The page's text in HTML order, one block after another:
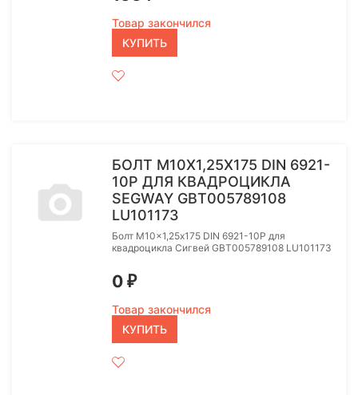
Товар закончился
КУПИТЬ
БОЛТ M10X1,25Х175 DIN 6921-
10P ДЛЯ КВАДРОЦИКЛА
SEGWAY GBT005789108
LU101173
Болт M10x1,25х175 DIN 6921-10P для
квадроцикла Сигвей GBT005789108 LU101173
0 ₽
Товар закончился
КУПИТЬ